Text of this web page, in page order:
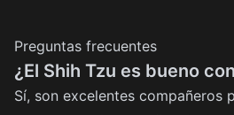
Preguntas frecuentes
¿El Shih Tzu es bueno
Sí, son excelentes compañeros